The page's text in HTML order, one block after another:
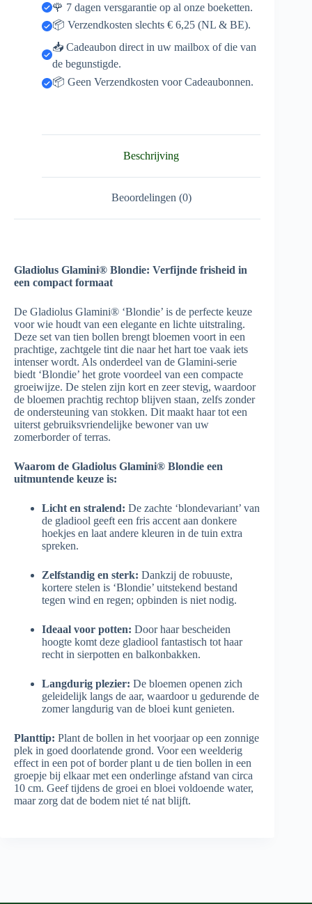
🌹 7 dagen versgarantie op al onze boeketten.
📦 Verzendkosten slechts € 6,25 (NL & BE).
📥 Cadeaubon direct in uw mailbox of die van
de begunstigde.
📦 Geen Verzendkosten voor Cadeaubonnen.
Beschrijving
Beoordelingen (0)
Gladiolus Glamini® Blondie: Verfijnde frisheid in
een compact formaat
De Gladiolus Glamini® ‘Blondie’ is de perfecte keuze
voor wie houdt van een elegante en lichte uitstraling.
Deze set van tien bollen brengt bloemen voort in een
prachtige, zachtgele tint die naar het hart toe vaak iets
intenser wordt. Als onderdeel van de Glamini-serie
biedt ‘Blondie’ het grote voordeel van een compacte
groeiwijze. De stelen zijn kort en zeer stevig, waardoor
de bloemen prachtig rechtop blijven staan, zelfs zonder
de ondersteuning van stokken. Dit maakt haar tot een
uiterst gebruiksvriendelijke bewoner van uw
zomerborder of terras.
Waarom de Gladiolus Glamini® Blondie een
uitmuntende keuze is:
Licht en stralend: De zachte ‘blondevariant’ van
de gladiool geeft een fris accent aan donkere
hoekjes en laat andere kleuren in de tuin extra
spreken.
Zelfstandig en sterk: Dankzij de robuuste,
kortere stelen is ‘Blondie’ uitstekend bestand
tegen wind en regen; opbinden is niet nodig.
Ideaal voor potten: Door haar bescheiden
hoogte komt deze gladiool fantastisch tot haar
recht in sierpotten en balkonbakken.
Langdurig plezier: De bloemen openen zich
geleidelijk langs de aar, waardoor u gedurende de
zomer langdurig van de bloei kunt genieten.
Planttip: Plant de bollen in het voorjaar op een zonnige
plek in goed doorlatende grond. Voor een weelderig
effect in een pot of border plant u de tien bollen in een
groepje bij elkaar met een onderlinge afstand van circa
10 cm. Geef tijdens de groei en bloei voldoende water,
maar zorg dat de bodem niet té nat blijft.